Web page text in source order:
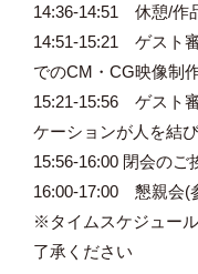
14:36-14:51 休憩/作
14:51-15:21 ゲスト
でのCM・CG映像制作
15:21-15:56 ゲスト
ケーションが人を結
15:56-16:00 閉会のご
16:00-17:00 懇親会(
※タイムスケジュー
了承ください